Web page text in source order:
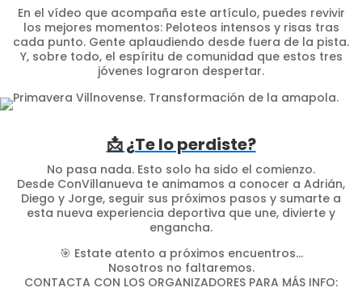
En el vídeo que acompaña este artículo, puedes revivir
los mejores momentos: Peloteos intensos y risas tras
cada punto. Gente aplaudiendo desde fuera de la pista.
Y, sobre todo, el espíritu de comunidad que estos tres
jóvenes lograron despertar.
📩 ¿Te lo perdiste?
No pasa nada. Esto solo ha sido el comienzo.
Desde ConVillanueva te animamos a conocer a Adrián,
Diego y Jorge, seguir sus próximos pasos y sumarte a
esta nueva experiencia deportiva que une, divierte y
engancha.
🎯 Estate atento a próximos encuentros…
Nosotros no faltaremos.
CONTACTA CON LOS ORGANIZADORES PARA MÁS INFO: